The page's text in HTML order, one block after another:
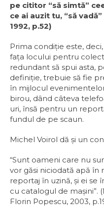
pe cititor “să simtă”
ce ai auzit tu, “să
1992, p.52)
Prima condiţie este,
faţa locului pentru
redundant să spui asta,
definiţie, trebuie să fie
în mijlocul
birou, dând câteva
uri, însă pentru un
fundul de pe scaun.
Michel Voirol dă și un
“Sunt oameni care nu
vor găsi niciodată apă în
reportaj în uzină, și ei se
cu catalogul de mașini”.
Florin Popescu, 2003,